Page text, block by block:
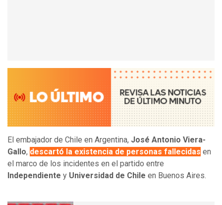
El embajador de Chile en Argentina, José Antonio Viera-
Gallo, descartó la existencia de personas fallecidas en
el marco de los incidentes en el partido entre
Independiente y Universidad de Chile en Buenos Aires.